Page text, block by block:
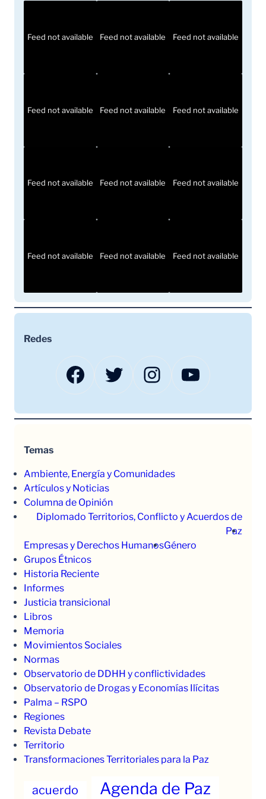
Feed not available Feed not available Feed not available
Feed not available Feed not available Feed not available
Feed not available Feed not available Feed not available
Feed not available Feed not available Feed not available
Redes
Facebook Twitter Instagram YouTube
Temas
Ambiente, Energía y Comunidades
Artículos y Noticias
Columna de Opinión
Diplomado Territorios, Conflicto y Acuerdos de
Paz
Empresas y Derechos HumanosGénero
Grupos Étnicos
Historia Reciente
Informes
Justicia transicional
Libros
Memoria
Movimientos Sociales
Normas
Observatorio de DDHH y conflictividades
Observatorio de Drogas y Economías Ilícitas
Palma – RSPO
Regiones
Revista Debate
Territorio
Transformaciones Territoriales para la Paz
acuerdo Agenda de Paz